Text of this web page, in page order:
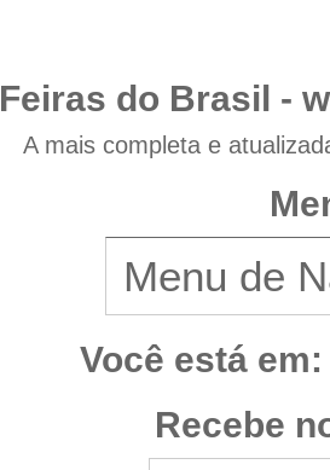
Feiras do Brasil -
A mais completa e
Você está em:
Recebe